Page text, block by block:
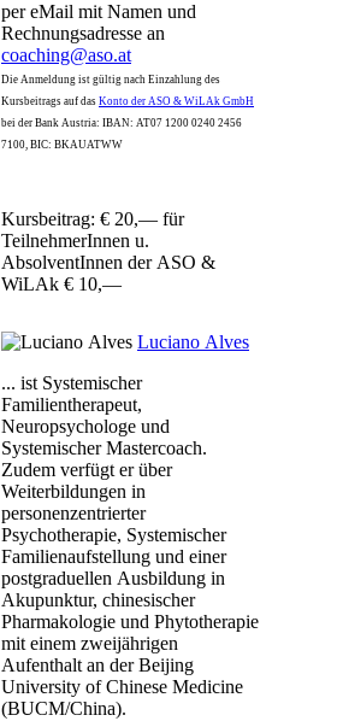
per eMail mit Namen und
Rechnungsadresse an
coaching@aso.at
Die Anmeldung ist gültig nach Einzahlung des
Kursbeitrags auf das Konto der ASO & WiLAk GmbH
bei der Bank Austria: IBAN: AT07 1200 0240 2456
7100, BIC: BKAUATWW
Kursbeitrag: € 20,— für
TeilnehmerInnen u.
AbsolventInnen der ASO &
WiLAk € 10,—
Luciano Alves
... ist Systemischer
Familientherapeut,
Neuropsychologe und
Systemischer Mastercoach.
Zudem verfügt er über
Weiterbildungen in
personenzentrierter
Psychotherapie, Systemischer
Familienaufstellung und einer
postgraduellen Ausbildung in
Akupunktur, chinesischer
Pharmakologie und Phytotherapie
mit einem zweijährigen
Aufenthalt an der Beijing
University of Chinese Medicine
(BUCM/China).